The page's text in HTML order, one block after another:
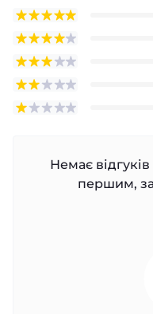
Немає
першим,